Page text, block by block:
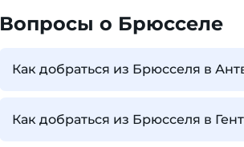
Вопросы о Брюсселе
Как добраться из Брюсселя в
Как добраться из Брюсселя в Гент